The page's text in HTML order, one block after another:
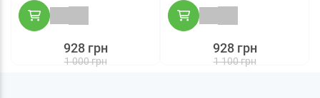
1 000 грн
928 грн
1 100 грн
928 грн